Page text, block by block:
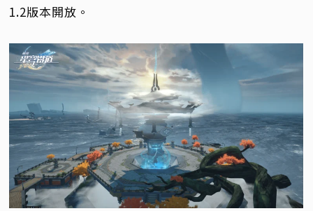
1.2版本開放。